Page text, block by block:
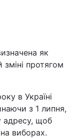
як
зміні протягом
в Україні
з 1 липня,
адресу, щоб
виборах.